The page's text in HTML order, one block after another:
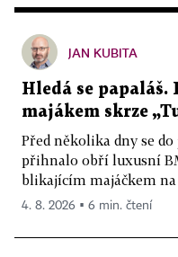
JAN KUBITA
Hledá se papaláš.
majákem skrze
Před několika dny se
přihnalo obří luxusní
blikajícím majáčkem na
4. 8. 2026 ▪ 6 min. čtení